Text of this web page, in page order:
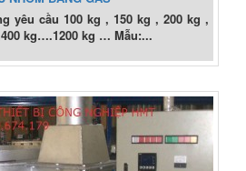
yêu cầu 100 kg , 150 kg , 200 kg ,
kg….1200 kg … Mẫu:...